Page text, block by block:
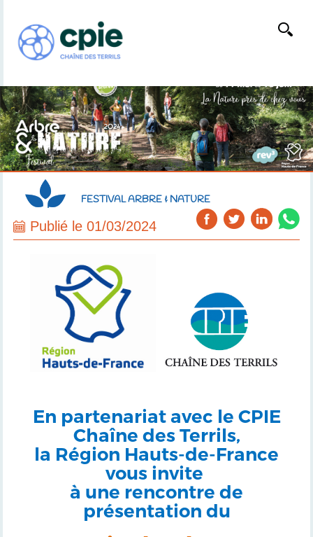
FESTIVAL ARBRE & NATURE
Publié le 01/03/2024
En partenariat avec le CPIE
Chaîne des Terrils,
la Région Hauts-de-France
vous invite
à une rencontre de
présentation du